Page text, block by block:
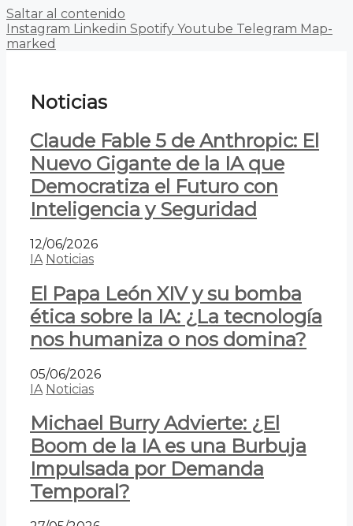
Saltar al contenido
Instagram Linkedin Spotify Youtube Telegram Map-
marked
Noticias
Claude Fable 5 de Anthropic: El
Nuevo Gigante de la IA que
Democratiza el Futuro con
Inteligencia y Seguridad
12/06/2026
IA Noticias
El Papa León XIV y su bomba
ética sobre la IA: ¿La tecnología
nos humaniza o nos domina?
05/06/2026
IA Noticias
Michael Burry Advierte: ¿El
Boom de la IA es una Burbuja
Impulsada por Demanda
Temporal?